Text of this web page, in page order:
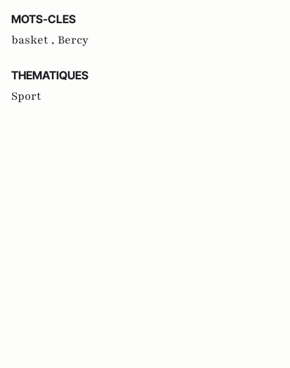
MOTS-CLES
basket , Bercy
THEMATIQUES
Sport